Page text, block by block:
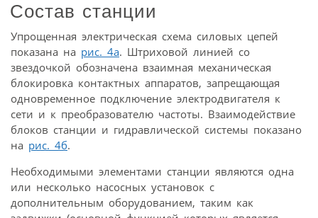
Состав станции
Упрощенная электрическая схема силовых цепей
показана на рис. 4а. Штриховой линией со
звездочкой обозначена взаимная механическая
блокировка контактных аппаратов, запрещающая
одновременное подключение электродвигателя к
сети и к преобразователю частоты. Взаимодействие
блоков станции и гидравлической системы показано
на рис. 4б.
Необходимыми элементами станции являются одна
или несколько насосных установок с
дополнительным оборудованием, таким как